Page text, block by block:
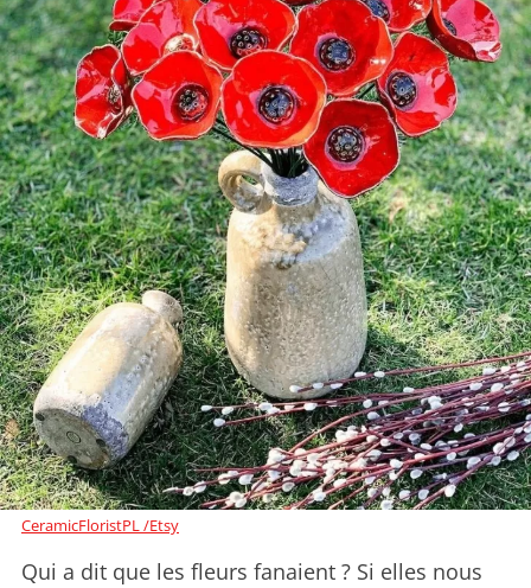
CeramicFloristPL /Etsy
Qui a dit que les fleurs fanaient ? Si elles nous